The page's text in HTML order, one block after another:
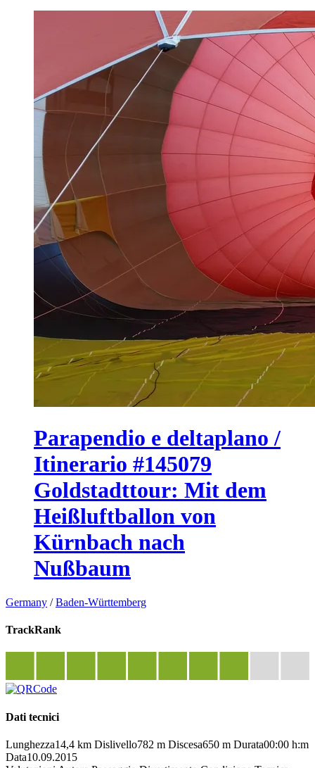
Parapendio e deltaplano /
Itinerario #145079
Goldstadttour: Mit dem
Heißluftballon von
Kürnbach nach
Nußbaum
Germany /Baden-Württemberg
TrackRank
Dati tecnici
Lunghezza14,4 km Dislivello782 m Discesa650 m Durata00:00 h:m
Data10.09.2015